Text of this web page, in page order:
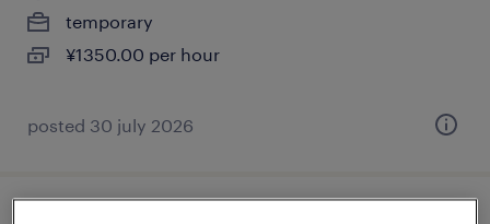
temporary
¥1350.00 per hour
posted 30 july 2026